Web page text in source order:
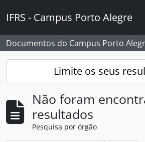
IFRS - Campus Porto Alegre
Documentos do Campus Porto
Limite os seus
Não foram
resultados
Pesquisa por órgão